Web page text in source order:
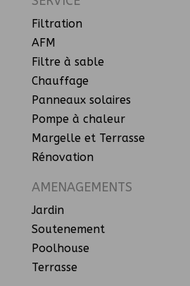
Filtration
AFM
Filtre à sable
Chauffage
Panneaux solaires
Pompe à chaleur
Margelle et Terrasse
Rénovation
AMENAGEMENTS
Jardin
Soutenement
Poolhouse
Terrasse